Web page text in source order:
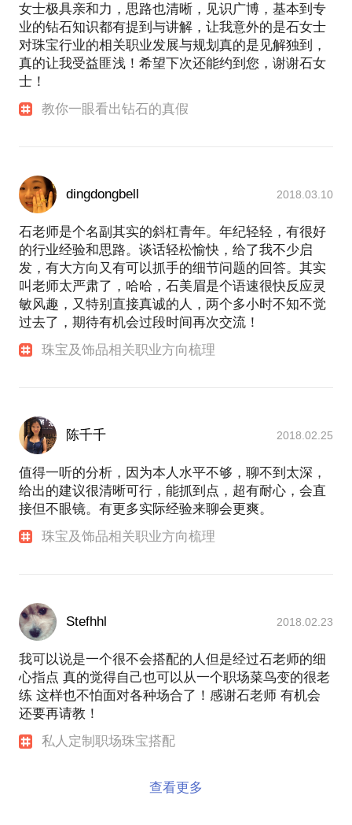
女士极具亲和力，思路也清晰，见识广博，基本到专
业的钻石知识都有提到与讲解，让我意外的是石女士
对珠宝行业的相关职业发展与规划真的是见解独到，
真的让我受益匪浅！希望下次还能约到您，谢谢石女
士！
教你一眼看出钻石的真假
dingdongbell 2018.03.10
石老师是个名副其实的斜杠青年。年纪轻轻，有很好
的行业经验和思路。谈话轻松愉快，给了我不少启
发，有大方向又有可以抓手的细节问题的回答。其实
叫老师太严肃了，哈哈，石美眉是个语速很快反应灵
敏风趣，又特别直接真诚的人，两个多小时不知不觉
过去了，期待有机会过段时间再次交流！
珠宝及饰品相关职业方向梳理
陈千千 2018.02.25
值得一听的分析，因为本人水平不够，聊不到太深，
给出的建议很清晰可行，能抓到点，超有耐心，会直
接但不眼镜。有更多实际经验来聊会更爽。
珠宝及饰品相关职业方向梳理
Stefhhl 2018.02.23
我可以说是一个很不会搭配的人但是经过石老师的细
心指点 真的觉得自己也可以从一个职场菜鸟变的很老
练 这样也不怕面对各种场合了！感谢石老师 有机会
还要再请教！
私人定制职场珠宝搭配
查看更多